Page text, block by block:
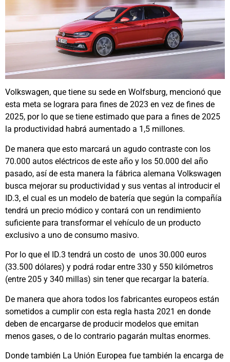
Volkswagen, que tiene su sede en Wolfsburg, mencionó que
esta meta se lograra para fines de 2023 en vez de fines de
2025, por lo que se tiene estimado que para a fines de 2025
la productividad habrá aumentado a 1,5 millones.
De manera que esto marcará un agudo contraste con los
70.000 autos eléctricos de este año y los 50.000 del año
pasado, así de esta manera la fábrica alemana Volkswagen
busca mejorar su productividad y sus ventas al introducir el
ID.3, el cual es un modelo de batería que según la compañía
tendrá un precio módico y contará con un rendimiento
suficiente para transformar el vehículo de un producto
exclusivo a uno de consumo masivo.
Por lo que el ID.3 tendrá un costo de unos 30.000 euros
(33.500 dólares) y podrá rodar entre 330 y 550 kilómetros
(entre 205 y 340 millas) sin tener que recargar la batería.
De manera que ahora todos los fabricantes europeos están
sometidos a cumplir con esta regla hasta 2021 en donde
deben de encargarse de producir modelos que emitan
menos gases, o de lo contrario pagarán multas enormes.
Donde también La Unión Europea fue también la encarga de